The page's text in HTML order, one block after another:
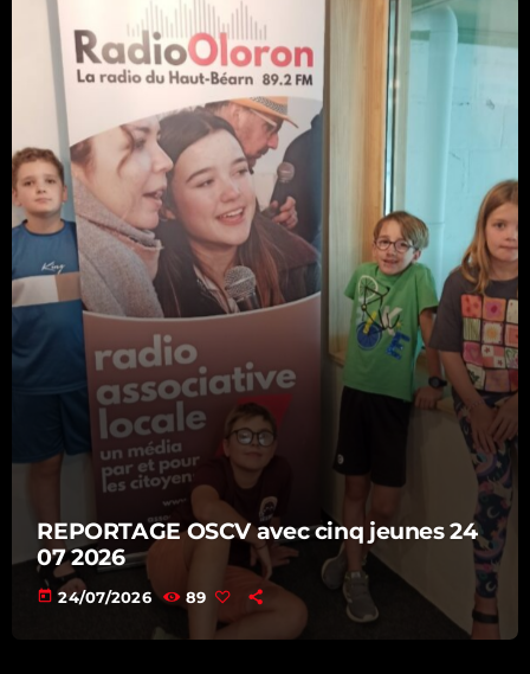
REPORTAGE OSCV avec cinq jeunes 24
07 2026
today 24/07/2026 89